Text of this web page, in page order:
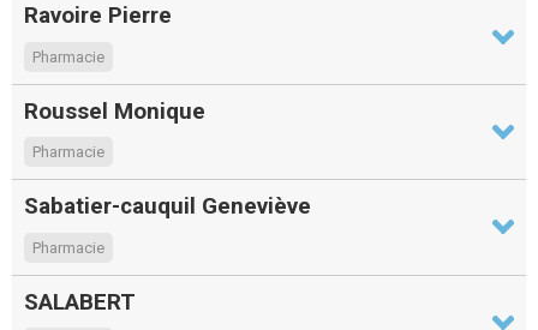
Ravoire Pierre
Pharmacie
Roussel Monique
Pharmacie
Sabatier-cauquil Geneviève
Pharmacie
SALABERT